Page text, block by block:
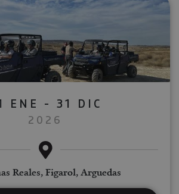
ENE - 31 DIC
2026
Reales, Figarol, Arguedas